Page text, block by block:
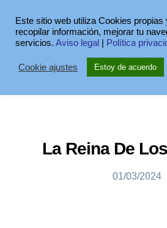
La Reina De
01/03/2024
Este sitio web utiliza Cookies
recopilar información, mejorar tu
servicios. Aviso legal Política
Cookie ajustes Estoy de acuerdo